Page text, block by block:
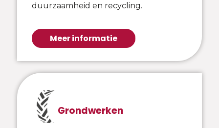
duurzaamheid en recycling.
Meer informatie
Grondwerken